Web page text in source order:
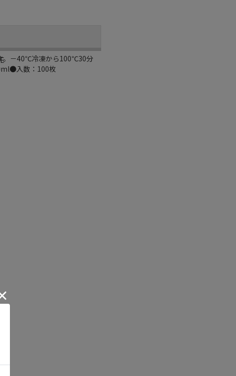
。－40℃冷凍から100℃30分
入数：100枚